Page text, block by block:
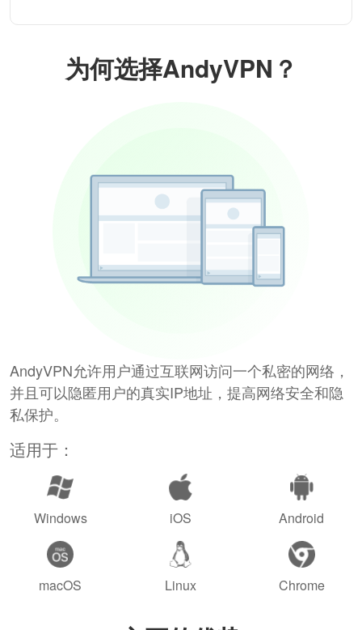
为何选择AndyVPN？
AndyVPN允许用户通过互联网访问一个私密的网络，
并且可以隐匿用户的真实IP地址，提高网络安全和隐
私保护。
适用于：
Windows iOS Android
macOS Linux Chrome